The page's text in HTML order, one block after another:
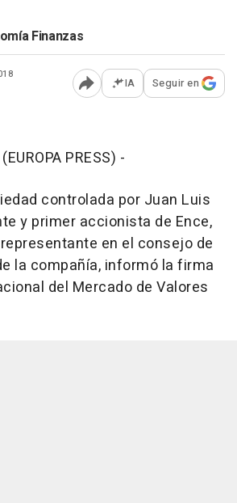
Finanzas
Abrir opciones para
IA Seguir en
PRESS) -
controlada por Juan Luis
y primer accionista de Ence,
en el consejo de
la compañía, informó la firma
del Mercado de Valores